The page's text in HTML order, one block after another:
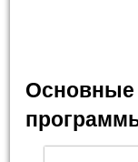
Основные